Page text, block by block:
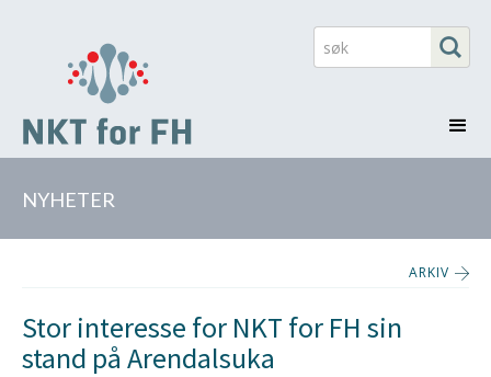
NYHETER
ARKIV
Stor interesse for NKT for FH sin
stand på Arendalsuka